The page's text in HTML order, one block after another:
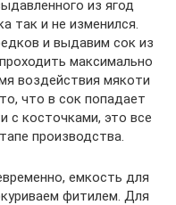
из ягод
так и не изменился.
и выдавим сок из
максимально
воздействия мякоти
что в сок попадает
с косточками, это все
производства.
емкость для
фитилем. Для